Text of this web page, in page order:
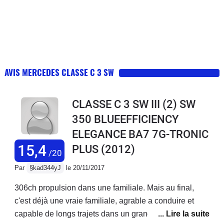
AVIS MERCEDES CLASSE C 3 SW
15,4/20
CLASSE C 3 SW III (2) SW
350 BLUEEFFICIENCY
ELEGANCE BA7 7G-TRONIC
PLUS (2012)
Par §kad344yJ le 20/11/2017
306ch propulsion dans une familiale. Mais au final,
c'est déjà une vraie familiale, agrable a conduire et
capable de longs trajets dans un grand confort. Un